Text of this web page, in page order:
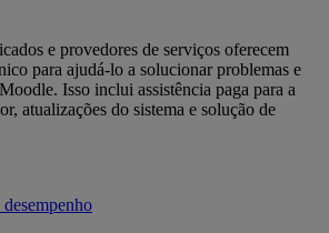
e provedores de serviços oferecem
para ajudá-lo a solucionar problemas e
Isso inclui assistência paga para a
atualizações do sistema e solução de